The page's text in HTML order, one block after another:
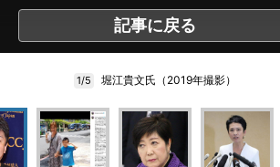
記事に戻る
1/5 堀江貴文氏（2019年撮影）